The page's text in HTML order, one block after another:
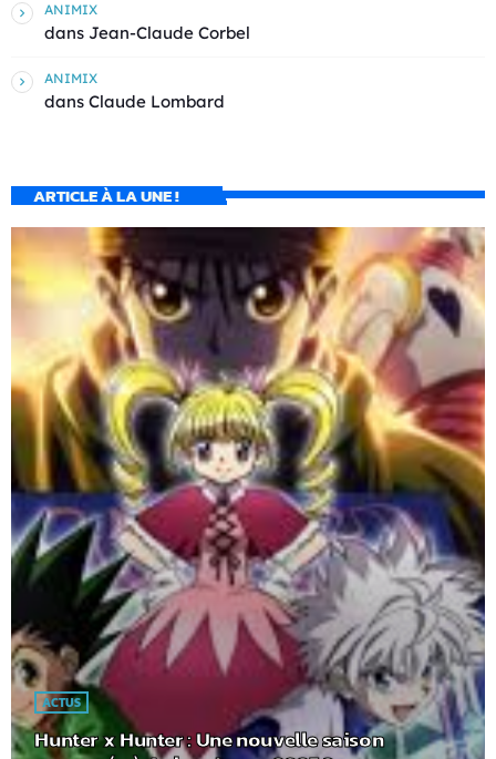
ANIMIX
dans Jean-Claude Corbel
ANIMIX
dans Claude Lombard
ARTICLE À LA UNE !
ACTUS
Hunter x Hunter : Une nouvelle saison